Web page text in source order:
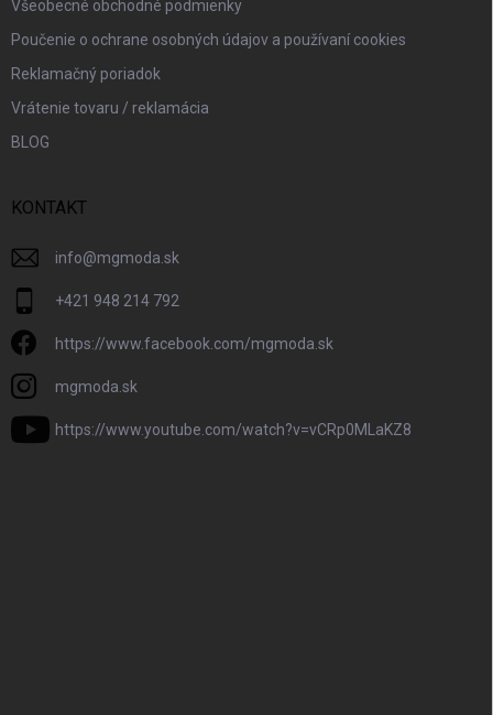
Všeobecné obchodné podmienky
Poučenie o ochrane osobných údajov a používaní cookies
Reklamačný poriadok
Vrátenie tovaru / reklamácia
BLOG
KONTAKT
info@mgmoda.sk
+421 948 214 792
https://www.facebook.com/mgmoda.sk
mgmoda.sk
https://www.youtube.com/watch?v=vCRp0MLaKZ8